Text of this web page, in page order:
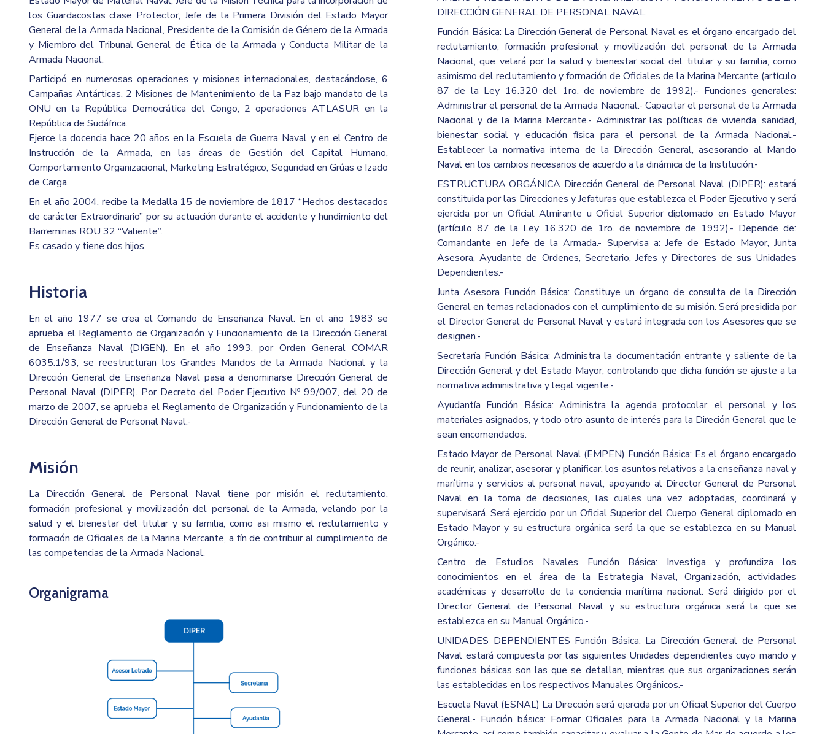
los Guardacostas clase Protector, Jefe de la Primera División del Estado Mayor
General de la Armada Nacional, Presidente de la Comisión de Género de la Armada
y Miembro del Tribunal General de Ética de la Armada y Conducta Militar de la
Armada Nacional.
Participó en numerosas operaciones y misiones internacionales, destacándose, 6
Campañas Antárticas, 2 Misiones de Mantenimiento de la Paz bajo mandato de la
ONU en la República Democrática del Congo, 2 operaciones ATLASUR en la
República de Sudáfrica.
Ejerce la docencia hace 20 años en la Escuela de Guerra Naval y en el Centro de
Instrucción de la Armada, en las áreas de Gestión del Capital Humano,
Comportamiento Organizacional, Marketing Estratégico, Seguridad en Grúas e Izado
de Carga.
En el año 2004, recibe la Medalla 15 de noviembre de 1817 “Hechos destacados
de carácter Extraordinario” por su actuación durante el accidente y hundimiento del
Barreminas ROU 32 “Valiente”.
Es casado y tiene dos hijos.
Historia
En el año 1977 se crea el Comando de Enseñanza Naval. En el año 1983 se
aprueba el Reglamento de Organización y Funcionamiento de la Dirección General
de Enseñanza Naval (DIGEN). En el año 1993, por Orden General COMAR
6035.1/93, se reestructuran los Grandes Mandos de la Armada Nacional y la
Dirección General de Enseñanza Naval pasa a denominarse Dirección General de
Personal Naval (DIPER). Por Decreto del Poder Ejecutivo Nº 99/007, del 20 de
marzo de 2007, se aprueba el Reglamento de Organización y Funcionamiento de la
Dirección General de Personal Naval.-
Misión
La Dirección General de Personal Naval tiene por misión el reclutamiento,
formación profesional y movilización del personal de la Armada, velando por la
salud y el bienestar del titular y su familia, como asi mismo el reclutamiento y
formación de Oficiales de la Marina Mercante, a fín de contribuir al cumplimiento de
las competencias de la Armada Nacional.
Organigrama
DIRECCIÓN GENERAL DE PERSONAL NAVAL.
Función Básica: La Dirección General de Personal Naval es el órgano encargado del
reclutamiento, formación profesional y movilización del personal de la Armada
Nacional, que velará por la salud y bienestar social del titular y su familia, como
asimismo del reclutamiento y formación de Oficiales de la Marina Mercante (artículo
87 de la Ley 16.320 del 1ro. de noviembre de 1992).- Funciones generales:
Administrar el personal de la Armada Nacional.- Capacitar el personal de la Armada
Nacional y de la Marina Mercante.- Administrar las políticas de vivienda, sanidad,
bienestar social y educación física para el personal de la Armada Nacional.-
Establecer la normativa interna de la Dirección General, asesorando al Mando
Naval en los cambios necesarios de acuerdo a la dinámica de la Institución.-
ESTRUCTURA ORGÁNICA Dirección General de Personal Naval (DIPER): estará
constituida por las Direcciones y Jefaturas que establezca el Poder Ejecutivo y será
ejercida por un Oficial Almirante u Oficial Superior diplomado en Estado Mayor
(artículo 87 de la Ley 16.320 de 1ro. de noviembre de 1992).- Depende de:
Comandante en Jefe de la Armada.- Supervisa a: Jefe de Estado Mayor, Junta
Asesora, Ayudante de Ordenes, Secretario, Jefes y Directores de sus Unidades
Dependientes.-
Junta Asesora Función Básica: Constituye un órgano de consulta de la Dirección
General en temas relacionados con el cumplimiento de su misión. Será presidida por
el Director General de Personal Naval y estará integrada con los Asesores que se
designen.-
Secretaría Función Básica: Administra la documentación entrante y saliente de la
Dirección General y del Estado Mayor, controlando que dicha función se ajuste a la
normativa administrativa y legal vigente.-
Ayudantía Función Básica: Administra la agenda protocolar, el personal y los
materiales asignados, y todo otro asunto de interés para la Direción General que le
sean encomendados.
Estado Mayor de Personal Naval (EMPEN) Función Básica: Es el órgano encargado
de reunir, analizar, asesorar y planificar, los asuntos relativos a la enseñanza naval y
marítima y servicios al personal naval, apoyando al Director General de Personal
Naval en la toma de decisiones, las cuales una vez adoptadas, coordinará y
supervisará. Será ejercido por un Oficial Superior del Cuerpo General diplomado en
Estado Mayor y su estructura orgánica será la que se establezca en su Manual
Orgánico.-
Centro de Estudios Navales Función Básica: Investiga y profundiza los
conocimientos en el área de la Estrategia Naval, Organización, actividades
académicas y desarrollo de la conciencia marítima nacional. Será dirigido por el
Director General de Personal Naval y su estructura orgánica será la que se
establezca en su Manual Orgánico.-
UNIDADES DEPENDIENTES Función Básica: La Dirección General de Personal
Naval estará compuesta por las siguientes Unidades dependientes cuyo mando y
funciones básicas son las que se detallan, mientras que sus organizaciones serán
las establecidas en los respectivos Manuales Orgánicos.-
Escuela Naval (ESNAL) La Dirección será ejercida por un Oficial Superior del Cuerpo
General.- Función básica: Formar Oficiales para la Armada Nacional y la Marina